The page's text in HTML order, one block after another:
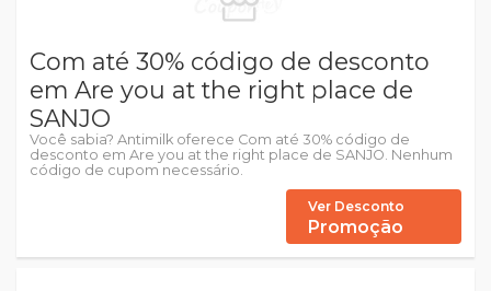
Com até 30% código de desconto
em Are you at the right place de
SANJO
Você sabia? Antimilk oferece Com até 30% código de
desconto em Are you at the right place de SANJO. Nenhum
código de cupom necessário.
Ver Desconto
Promoção